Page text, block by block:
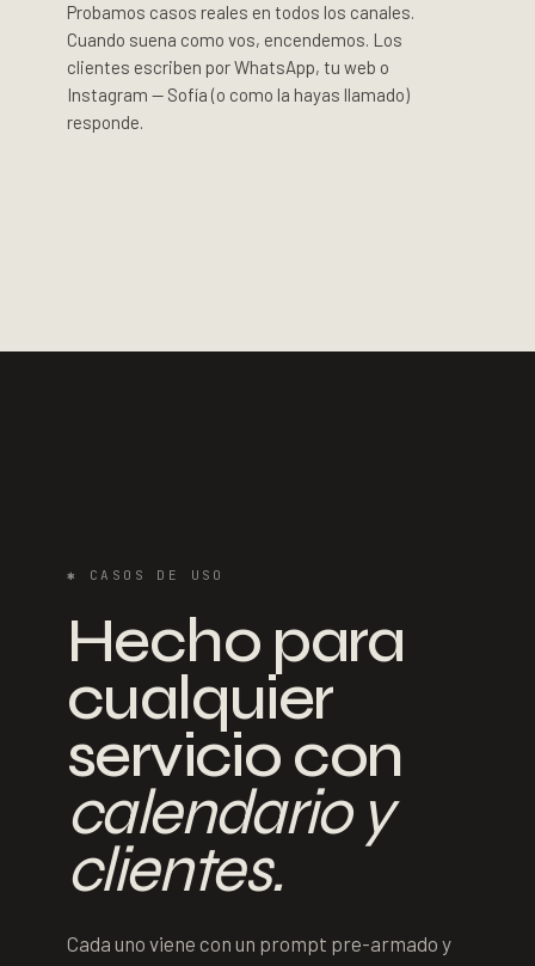
Probamos casos reales en todos los canales.
Cuando suena como vos, encendemos. Los
clientes escriben por WhatsApp, tu web o
Instagram — Sofía (o como la hayas llamado)
responde.
✱ CASOS DE USO
Hecho para
cualquier
servicio con
calendario y
clientes.
Cada uno viene con un prompt pre-armado y